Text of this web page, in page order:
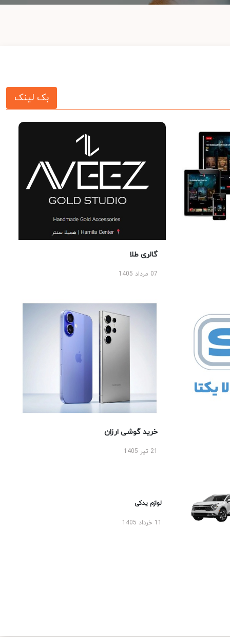
بک لینک
گالری طلا
07 مرداد 1405
خرید گوشی ارزان
لوازم یدکی